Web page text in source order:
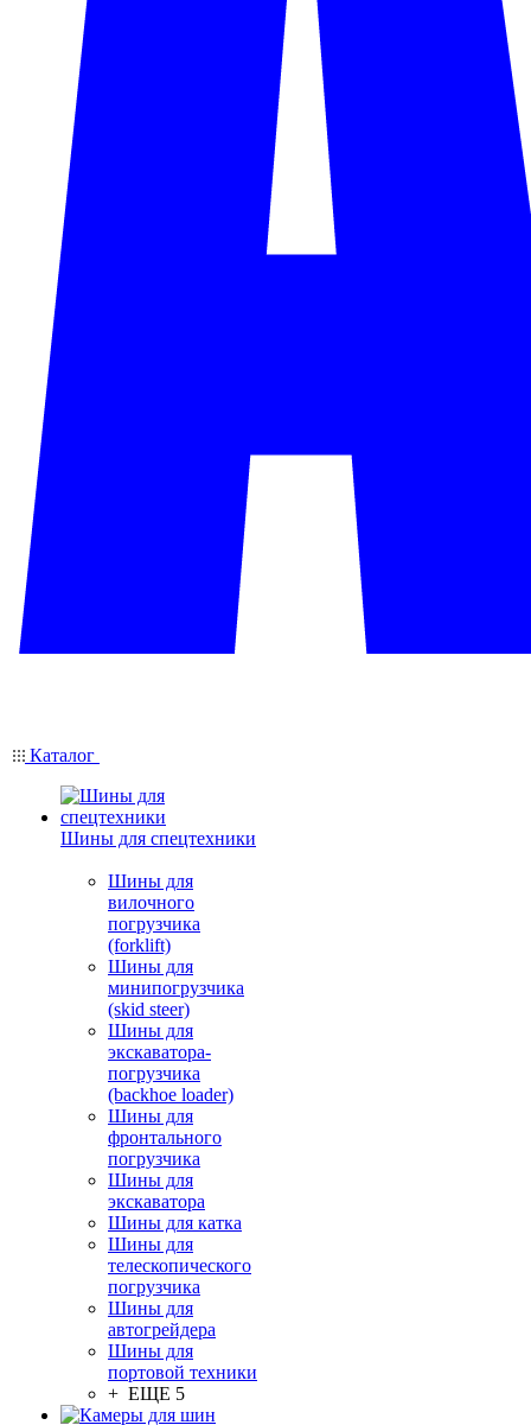
Каталог
Шины для спецтехники
Шины для
вилочного
погрузчика
(forklift)
Шины для
минипогрузчика
(skid steer)
Шины для
экскаватора-
погрузчика
(backhoe loader)
Шины для
фронтального
погрузчика
Шины для
экскаватора
Шины для катка
Шины для
телескопического
погрузчика
Шины для
автогрейдера
Шины для
портовой техники
+ ЕЩЕ 5